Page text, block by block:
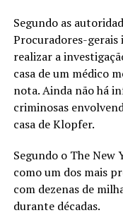
Segundo as
Procuradores-
realizar a
casa de um médico
nota. Ainda não há
criminosas
casa de Klopfer.
Segundo o The
como um dos mais
com dezenas de
durante décadas.